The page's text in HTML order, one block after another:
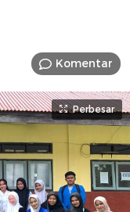
Komentar
Perbesar